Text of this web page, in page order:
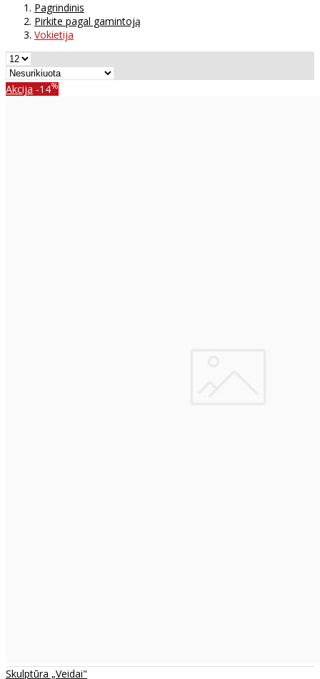
Pagrindinis
Pirkite pagal gamintoją
Vokietija
Akcija -14%
Skulptūra „Veidai"